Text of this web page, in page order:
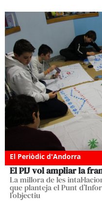
El Periòdic d'Andorra
El PIJ vol ampliar la
La millora de les
que planteja el Punt
l’objectiu